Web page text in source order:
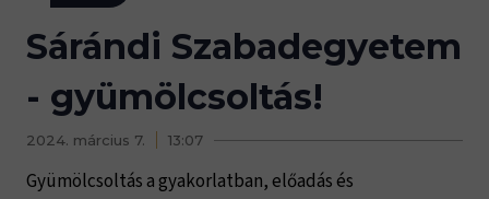
Sárándi Szabadegyetem
- gyümölcsoltás!
2024. március 7. 13:07
Gyümölcsoltás a gyakorlatban, előadás és